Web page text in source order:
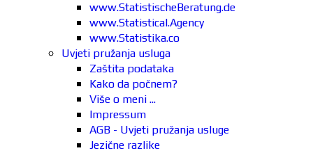
www.StatistischeBeratung.de
www.Statistical.Agency
www.Statistika.co
Uvjeti pružanja usluga
Zaštita podataka
Kako da počnem?
Više o meni ...
Impressum
AGB - Uvjeti pružanja usluge
Jezične razlike